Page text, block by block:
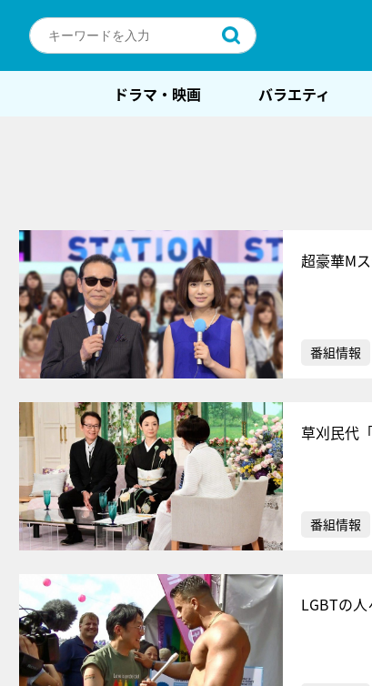
ドラマ・映画 バラエティ
超豪華M
番組情報
草刈民代
番組情報
LGBTの